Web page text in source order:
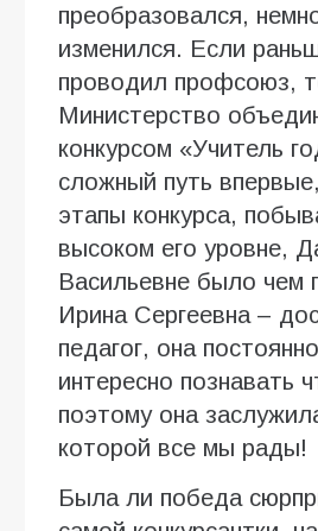
преобразовался,
изменился. Если
проводил профсоюз,
Министерство
конкурсом «Учитель
сложный путь
этапы конкурса,
высоком его уровне,
Васильевне было чем
Ирина Сергеевна –
педагог, она
интересно познавать
поэтому она
которой все мы рады!
Была ли победа